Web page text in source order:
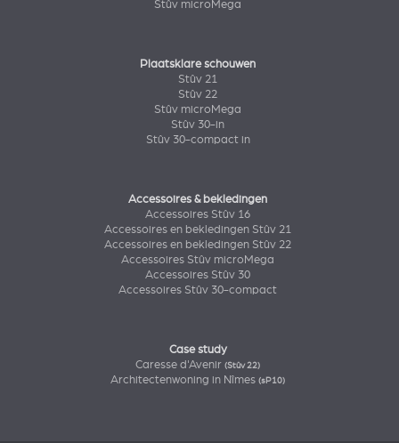
Stûv microMega
Plaatsklare schouwen
Stûv 21
Stûv 22
Stûv microMega
Stûv 30-in
Stûv 30-compact in
Accessoires & bekledingen
Accessoires Stûv 16
Accessoires en bekledingen Stûv 21
Accessoires en bekledingen Stûv 22
Accessoires Stûv microMega
Accessoires Stûv 30
Accessoires Stûv 30-compact
Case study
Caresse d'Avenir(Stûv 22)
Architectenwoning in Nîmes(sP10)